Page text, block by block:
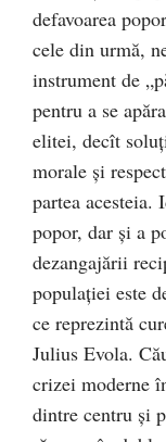
defavoarea
cele din urmă,
instrument de
pentru a se
elitei, decît
morale şi
partea acesteia.
popor, dar şi a
dezangajării
populaţiei este
ce reprezintă
Julius Evola.
crizei moderne
dintre centru şi